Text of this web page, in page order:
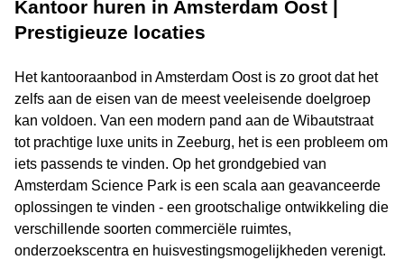
Kantoor huren in Amsterdam Oost |
Prestigieuze locaties
Het kantooraanbod in Amsterdam Oost is zo groot dat het
zelfs aan de eisen van de meest veeleisende doelgroep
kan voldoen. Van een modern pand aan de Wibautstraat
tot prachtige luxe units in Zeeburg, het is een probleem om
iets passends te vinden. Op het grondgebied van
Amsterdam Science Park is een scala aan geavanceerde
oplossingen te vinden - een grootschalige ontwikkeling die
verschillende soorten commerciële ruimtes,
onderzoekscentra en huisvestingsmogelijkheden verenigt.